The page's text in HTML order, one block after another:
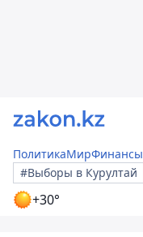
ПолитикаМирФинансы
#Выборы в Курултай
+30°